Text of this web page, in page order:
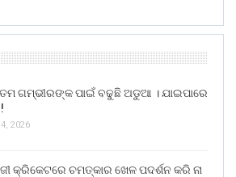
ଗମ୍ଭୀରଙ୍କ ପାଇଁ ବଢୁଛି ଅଡୁଆ । ଯାଇପାରେ
2026
କ୍ରିକେଟରେ ଚମତ୍କାର ଖେଳ ପଦର୍ଶନ କରି ନା